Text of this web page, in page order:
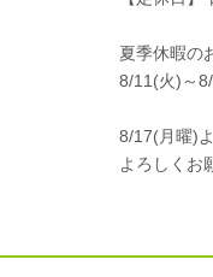
夏季休暇の
8/11(火)～
8/17(月曜)
よろしくお